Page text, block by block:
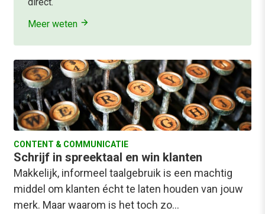
Meer weten
CONTENT & COMMUNICATIE
Schrijf in spreektaal en win klanten
Makkelijk, informeel taalgebruik is een machtig
middel om klanten écht te laten houden van jouw
merk. Maar waarom is het toch zo…